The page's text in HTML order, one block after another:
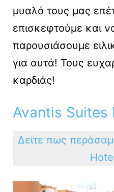
μυαλό τους μας
επισκεφτούμε και
παρουσιάσουμε
για αυτά! Τους
καρδιάς!
Avantis Suites
Δείτε πως